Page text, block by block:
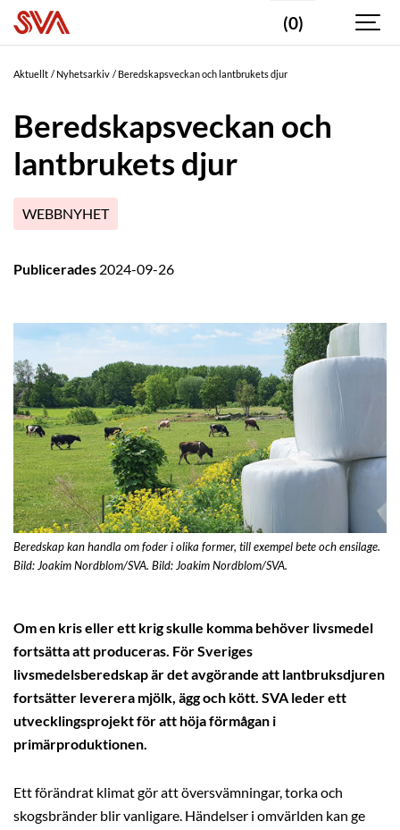
(0)
Aktuellt Nyhetsarkiv Beredskapsveckan och lantbrukets djur
Beredskapsveckan och
lantbrukets djur
WEBBNYHET
Publicerades 2024-09-26
Beredskap kan handla om foder i olika former, till exempel bete och ensilage.
Bild: Joakim Nordblom/SVA. Bild: Joakim Nordblom/SVA.
Om en kris eller ett krig skulle komma behöver livsmedel
fortsätta att produceras. För Sveriges
livsmedelsberedskap är det avgörande att lantbruksdjuren
fortsätter leverera mjölk, ägg och kött. SVA leder ett
utvecklingsprojekt för att höja förmågan i
primärproduktionen.
Ett förändrat klimat gör att översvämningar, torka och
skogsbränder blir vanligare. Händelser i omvärlden kan ge